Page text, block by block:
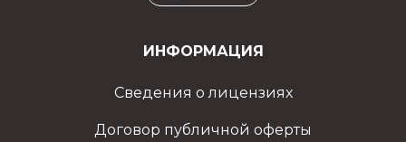
ИНФОРМАЦИЯ
Сведения о лицензиях
Договор публичной оферты